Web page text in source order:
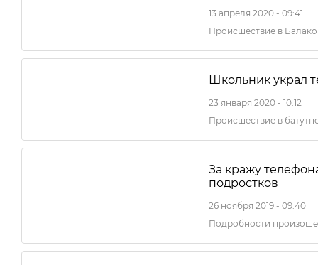
13 апреля 2020 - 09:41
Происшествие в
Школьник украл
23 января 2020 - 10:12
Происшествие в
За кражу
подростков
26 ноября 2019 - 09:40
Подробности